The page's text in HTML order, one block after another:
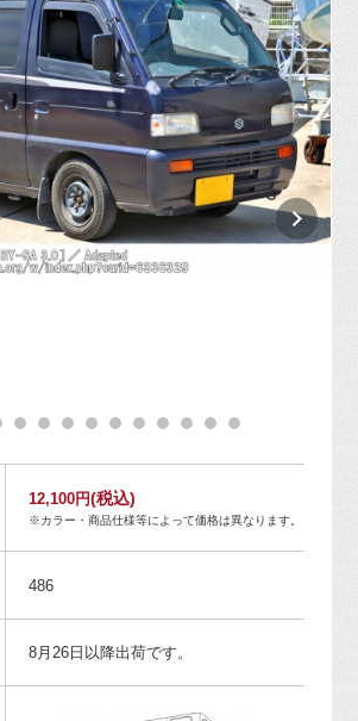
12,100円(税込)
※カラー・商品仕様等によって価格は異なります。
486
8月26日以降出荷です。